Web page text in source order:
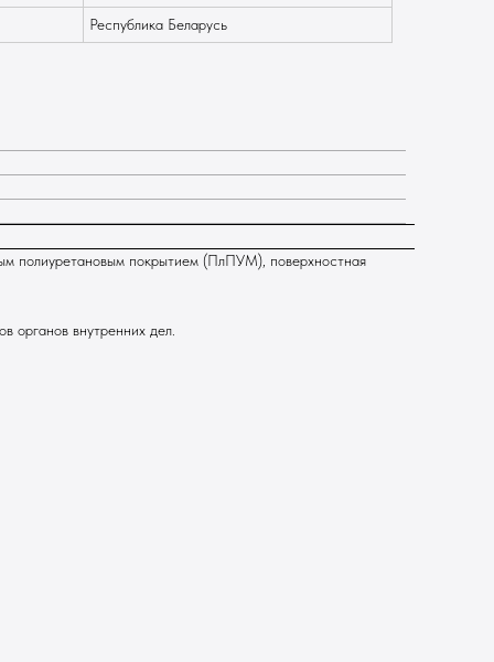
Республика Беларусь
полиуретановым покрытием (ПлПУМ), поверхностная
органов внутренних дел.